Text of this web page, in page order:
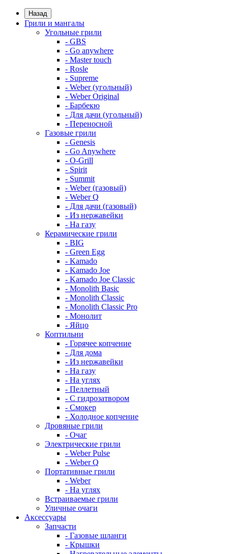
Назад
Грили и мангалы
Угольные грили
- GBS
- Go anywhere
- Master touch
- Rosle
- Supreme
- Weber (угольный)
- Weber Original
- Барбекю
- Для дачи (угольный)
- Переносной
Газовые грили
- Genesis
- Go Anywhere
- O-Grill
- Spirit
- Summit
- Weber (газовый)
- Weber Q
- Для дачи (газовый)
- Из нержавейки
- На газу
Керамические грили
- BIG
- Green Egg
- Kamado
- Kamado Joe
- Kamado Joe Classic
- Monolith Basic
- Monolith Classic
- Monolith Classic Pro
- Монолит
- Яйцо
Коптильни
- Горячее копчение
- Для дома
- Из нержавейки
- На газу
- На углях
- Пеллетный
- С гидрозатвором
- Смокер
- Холодное копчение
Дровяные грили
- Очаг
Электрические грили
- Weber Pulse
- Weber Q
Портативные грили
- Weber
- На углях
Встраиваемые грили
Уличные очаги
Аксессуары
Запчасти
- Газовые шланги
- Крышки